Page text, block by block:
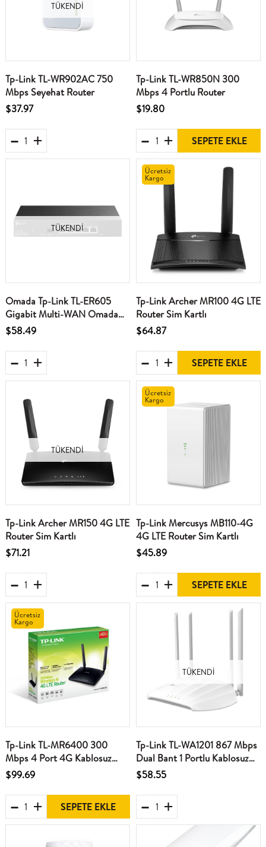
TÜKENDI
Tp-Link TL-WR902AC 750
Mbps Seyehat Router
$37.97
Tp-Link TL-WR850N 300
Mbps 4 Portlu Router
$19.80
SEPETE EKLE
TÜKENDI
Omada Tp-Link TL-ER605
Gigabit Multi-WAN Omada
SDN VPN Router
$58.49
Tp-Link Archer MR100 4G LTE
Router Sim Kartlı
$64.87
SEPETE EKLE
Ücretsiz
Kargo
TÜKENDI
Tp-Link Archer MR150 4G LTE
Router Sim Kartlı
$71.21
Tp-Link Mercusys MB110-4G
4G LTE Router Sim Kartlı
$45.89
SEPETE EKLE
Ücretsiz
Kargo
Tp-Link TL-MR6400 300
Mbps 4 Port 4G Kablosuz
Router Sim Kartlı
$99.69
SEPETE EKLE
Ücretsiz
Kargo
TÜKENDI
Tp-Link TL-WA1201 867 Mbps
Dual Bant 1 Portlu Kablosuz
Access Point
$58.55